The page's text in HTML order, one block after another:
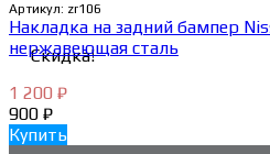
Скидка!
Артикул: zr106
Накладка на задний бампер
нержавеющая сталь
1 200 ₽
900 ₽
Купить